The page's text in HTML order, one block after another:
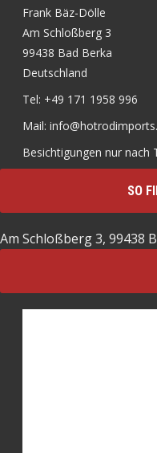
Frank Bäz-Dölle
Am Schloßberg 3
99438 Bad Berka
Deutschland
Tel: +49 171 1958 996
Mail:
Besichtigungen nur nach
SO
Am Schloßberg 3, 99438